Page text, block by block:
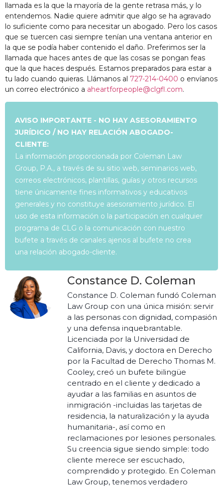
llamada es la que la mayoría de la gente retrasa más, y lo
entendemos. Nadie quiere admitir que algo se ha agravado
lo suficiente como para necesitar un abogado. Pero los casos
que se tuercen casi siempre tenían una ventana anterior en
la que se podía haber contenido el daño. Preferimos ser la
llamada que haces antes de que las cosas se pongan feas
que la que haces después. Estamos preparados para estar a
tu lado cuando quieras. Llámanos al 727-214-0400 o envíanos
un correo electrónico a aheartforpeople@clgfl.com.
AVISO IMPORTANTE - NO HAY ASESORAMIENTO
JURÍDICO / NO HAY RELACIÓN ABOGADO-
CLIENTE:
La información proporcionada por Coleman Law
Group, P.A., a través de su sitio web, seminarios web,
correos electrónicos, plantillas, guías y otros recursos
tiene únicamente fines informativos y educativos
generales y no constituye asesoramiento jurídico. El
uso de esta información o la participación en cualquier
programa de CLG o la comunicación con nuestro
bufete a través de canales ajenos al bufete no crea
una relación abogado-cliente.
Constance D. Coleman
Constance D. Coleman fundó Coleman
Law Group con una única misión: servir
a las personas con dignidad, compasión
y una defensa inquebrantable.
Licenciada por la Universidad de
California, Davis, y doctora en Derecho
por la Facultad de Derecho Thomas M.
Cooley, creó un bufete bilingüe
centrado en el cliente y dedicado a
ayudar a las familias en asuntos de
inmigración -incluidas las tarjetas de
residencia, la naturalización y la ayuda
humanitaria-, así como en
reclamaciones por lesiones personales.
Su creencia sigue siendo simple: todo
cliente merece ser escuchado,
comprendido y protegido. En Coleman
Law Group, tenemos verdadero